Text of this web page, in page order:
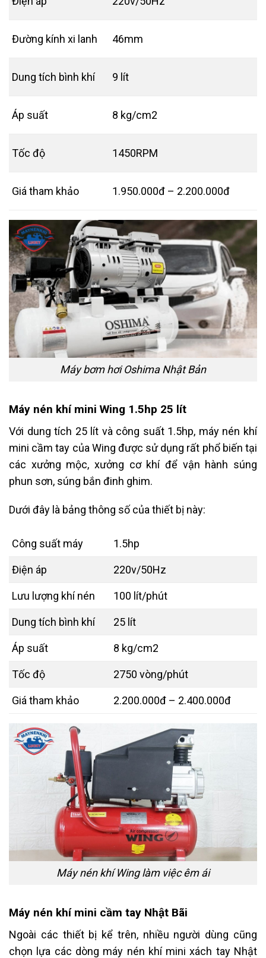
Đường kính xi lanh 46mm
Dung tích bình khí 9 lít
Áp suất 8 kg/cm2
Tốc độ 1450RPM
Giá tham khảo 1.950.000đ – 2.200.000đ
Máy bơm hơi Oshima Nhật Bản
Máy nén khí mini Wing 1.5hp 25 lít
Với dung tích 25 lít và công suất 1.5hp, máy nén khí
mini cầm tay của Wing được sử dụng rất phổ biến tại
các xưởng mộc, xưởng cơ khí để vận hành súng
phun sơn, súng bắn đinh ghim.
Dưới đây là bảng thông số của thiết bị này:
Công suất máy 1.5hp
Điện áp 220v/50Hz
Lưu lượng khí nén 100 lít/phút
Dung tích bình khí 25 lít
Áp suất 8 kg/cm2
Tốc độ 2750 vòng/phút
Giá tham khảo 2.200.000đ – 2.400.000đ
Máy nén khí Wing làm việc êm ái
Máy nén khí mini cầm tay Nhật Bãi
Ngoài các thiết bị kể trên, nhiều người dùng cũng
chọn lựa các dòng máy nén khí mini xách tay Nhật